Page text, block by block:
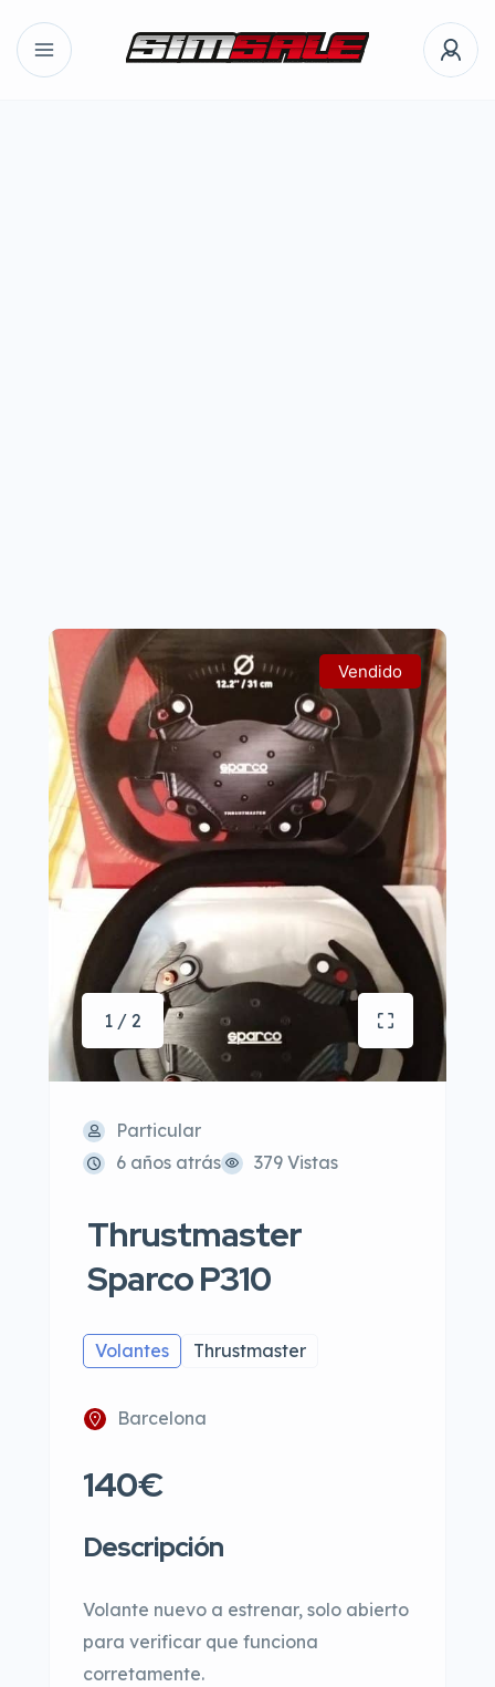
Vendido
1 / 2
Particular
6 años atrás
379 Vistas
Thrustmaster
Sparco P310
Volantes Thrustmaster
Barcelona
140€
Descripción
Volante nuevo a estrenar, solo abierto
para verificar que funciona
corretamente.